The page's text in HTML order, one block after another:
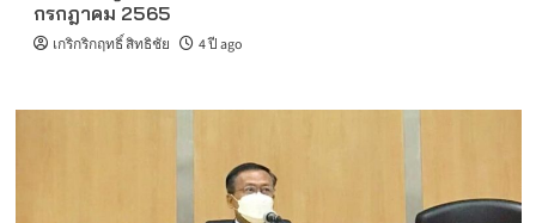
กรกฎาคม 2565
เกริกริกฤทธิ์ สิทธิชัย 4 ปี ago